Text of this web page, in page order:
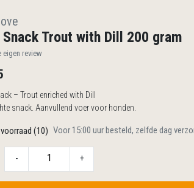
Trout with Dill 200 gram
eigen review
– Trout enriched with Dill
snack. Aanvullend voer voor honden.
(10) Voor 15:00 uur besteld, zelfde dag
- +